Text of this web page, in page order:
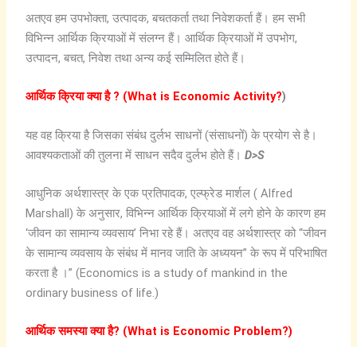
अतएव हम उपभोक्ता, उत्पादक, बचतकर्ता तथा निवेशकर्ता हैं। हम सभी
विभिन्न आर्थिक क्रियाओं में संलग्न हैं। आर्थिक क्रियाओं में उपभोग,
उत्पादन, बचत, निवेश तथा अन्य कई सम्मिलित होते हैं।
आर्थिक क्रिया क्या है ? (What is Economic Activity?)
यह वह क्रिया है जिसका संबंध दुर्लभ साधनों (संसाधनों) के प्रयोग से है।
आवश्यकताओं की तुलना में साधन सदैव दुर्लभ होते हैं। D>S
आधुनिक अर्थशास्त्र के एक प्रतिपादक, एल्फ्रेड मार्शल ( Alfred
Marshall) के अनुसार, विभिन्न आर्थिक क्रियाओं में लगे होने के कारण हम
‘जीवन का सामान्य व्यवसाय’ निभा रहे हैं। अतएव वह अर्थशास्त्र को “जीवन
के सामान्य व्यवसाय के संबंध में मानव जाति के अध्ययन” के रूप में परिभाषित
करता है ।” (Economics is a study of mankind in the
ordinary business of life.)
आर्थिक समस्या क्या है? (What is Economic Problem?)